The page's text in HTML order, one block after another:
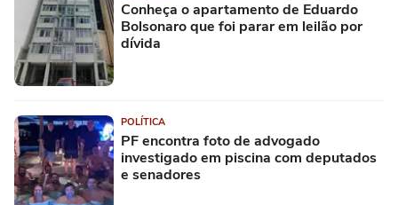
Conheça o apartamento de Eduardo
Bolsonaro que foi parar em leilão por
dívida
POLÍTICA
PF encontra foto de advogado
investigado em piscina com deputados
e senadores